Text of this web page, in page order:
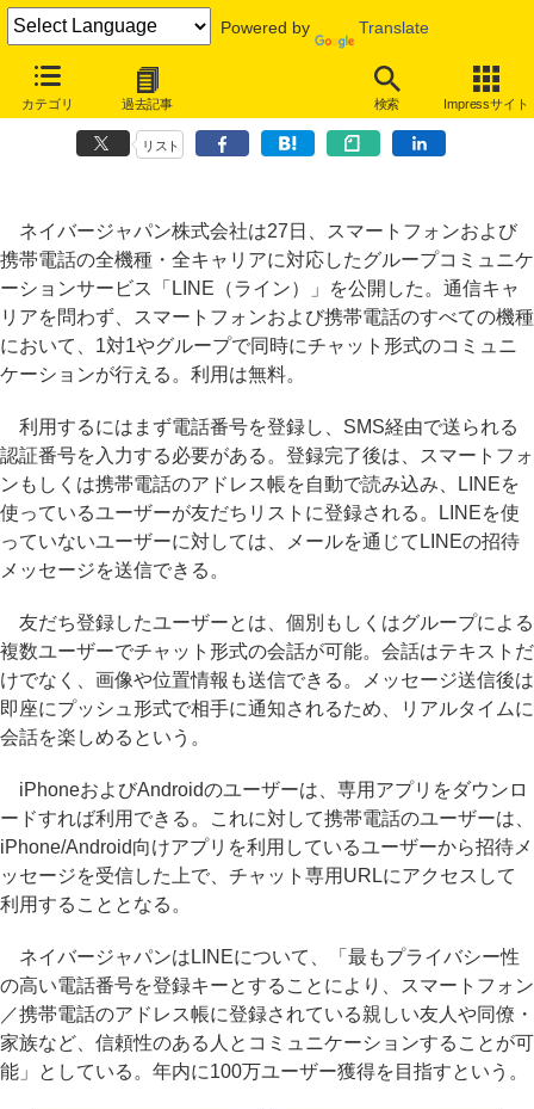
Powered by Translate
カテゴリ 過去記事 検索 Impressサイト
NAVER、全キャリアのスマホ・携帯に対応したグループ会話サービス
「LINE」
リスト
ネイバージャパン株式会社は27日、スマートフォンおよび
携帯電話の全機種・全キャリアに対応したグループコミュニケ
ーションサービス「LINE（ライン）」を公開した。通信キャ
リアを問わず、スマートフォンおよび携帯電話のすべての機種
において、1対1やグループで同時にチャット形式のコミュニ
ケーションが行える。利用は無料。
利用するにはまず電話番号を登録し、SMS経由で送られる
認証番号を入力する必要がある。登録完了後は、スマートフォ
ンもしくは携帯電話のアドレス帳を自動で読み込み、LINEを
使っているユーザーが友だちリストに登録される。LINEを使
っていないユーザーに対しては、メールを通じてLINEの招待
メッセージを送信できる。
友だち登録したユーザーとは、個別もしくはグループによる
複数ユーザーでチャット形式の会話が可能。会話はテキストだ
けでなく、画像や位置情報も送信できる。メッセージ送信後は
即座にプッシュ形式で相手に通知されるため、リアルタイムに
会話を楽しめるという。
iPhoneおよびAndroidのユーザーは、専用アプリをダウンロ
ードすれば利用できる。これに対して携帯電話のユーザーは、
iPhone/Android向けアプリを利用しているユーザーから招待メ
ッセージを受信した上で、チャット専用URLにアクセスして
利用することとなる。
ネイバージャパンはLINEについて、「最もプライバシー性
の高い電話番号を登録キーとすることにより、スマートフォン
／携帯電話のアドレス帳に登録されている親しい友人や同僚・
家族など、信頼性のある人とコミュニケーションすることが可
能」としている。年内に100万ユーザー獲得を目指すという。